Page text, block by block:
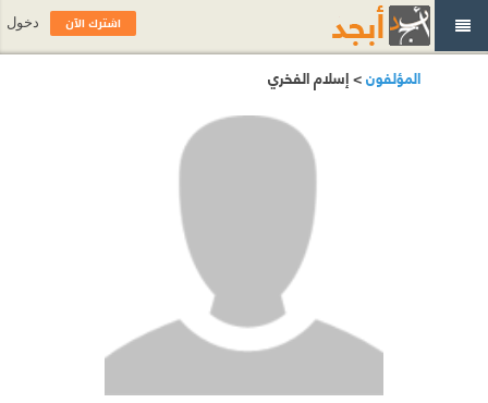
المؤلفون> إسلام الفخري
اشترك الآن دخول